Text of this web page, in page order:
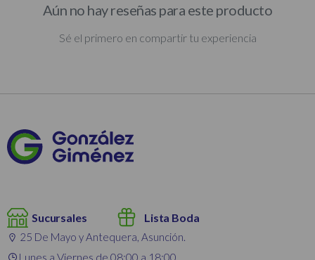
Aún no hay reseñas para este producto
Sé el primero en compartir tu experiencia
Sucursales Lista Boda
25 De Mayo y Antequera, Asunción.
Lunes a Viernes de 08:00 a 18:00